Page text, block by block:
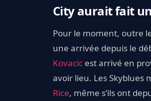
City aurait fait
Pour le moment, outre
une arrivée depuis le
Kovacic est arrivé en
avoir lieu. Les Skyblues
Rice, même s’ils ont